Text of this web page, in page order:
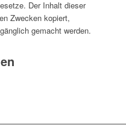
Der Inhalt dieser
Zwecken kopiert,
gemacht werden.